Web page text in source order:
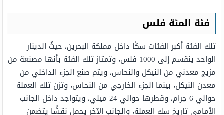
فئة المئة فلس
تلك الفئة أكبر الفئات سكًا داخل مملكة البحرين، حيثُ الدينار
الواحد ينقسم إلى 1000 فلس، وتمتاز تلك الفئة بأنها مصنعة من
مزيج معدني من النيكل والنحاس، ويتم صنع الجزء الداخلي من
معدن النيكل، بينما الجزء الخارجي من النحاس، وتزن تلك العملة
حوالي 6 جرام، وقطرها حوالي 24 ميلي، ويتواجد داخل الجانب
الأمامي تاريخ سك العملة، والجانب الآخر يحمل نقشًا يتضمن